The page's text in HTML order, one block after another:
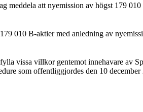
meddela att nyemission av högst 179
010 B-aktier med anledning av
vissa villkor gentemot innehavare av
som offentliggjordes den 10 december